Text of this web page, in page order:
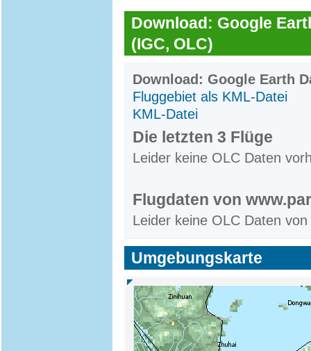
Download: Google
(IGC, OLC)
Download: Google Earth
Fluggebiet als KML-Datei
KML-Datei
Die letzten 3 Flüge
Leider keine OLC Daten
Flugdaten von
Leider keine OLC Daten
Umgebungskarte